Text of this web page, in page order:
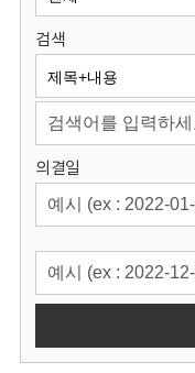
원
회
검색
의결일